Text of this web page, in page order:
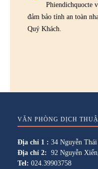
Phiendichquocte
đảm bảo tính an toàn
Quý Khách.
VĂN PHÒNG DỊCH
Địa chỉ 1 : 34 Nguyễn
Địa chỉ 2: 92 Nguyễn
Tel: 024.39903758